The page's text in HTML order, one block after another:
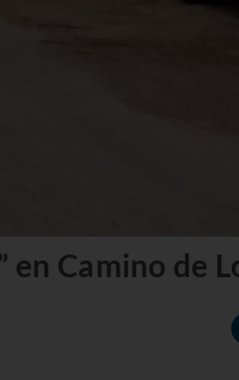
en Camino de